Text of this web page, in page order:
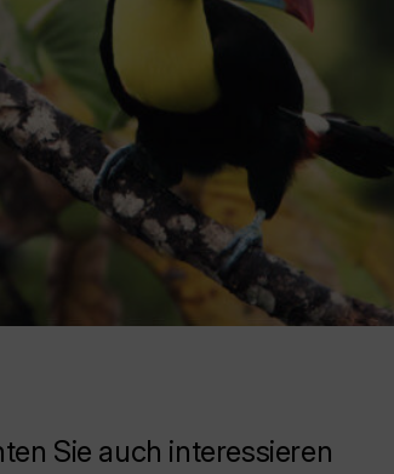
Sie auch interessieren